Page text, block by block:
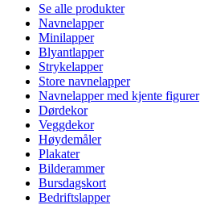
Se alle produkter
Navnelapper
Minilapper
Blyantlapper
Strykelapper
Store navnelapper
Navnelapper med kjente figurer
Dørdekor
Veggdekor
Høydemåler
Plakater
Bilderammer
Bursdagskort
Bedriftslapper